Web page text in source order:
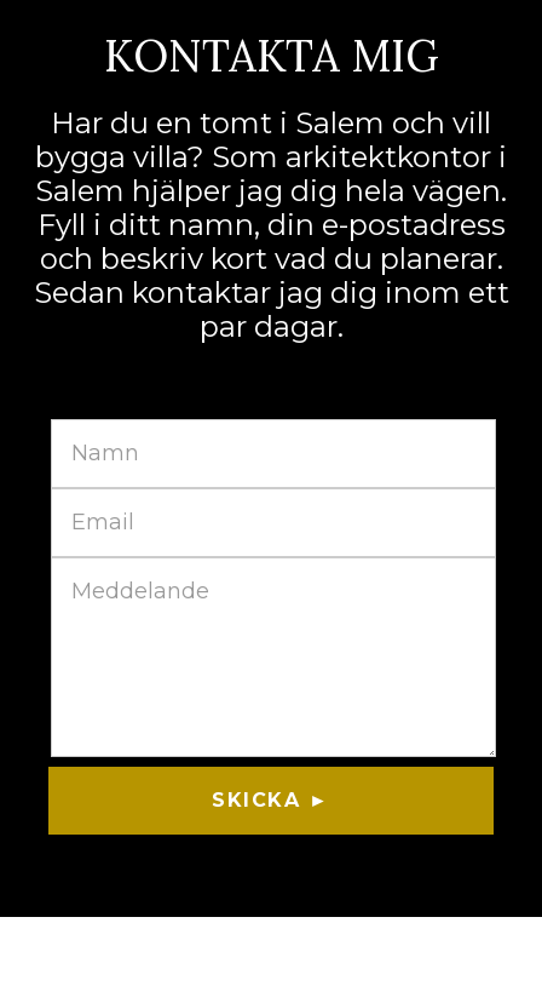
KONTAKTA MIG
Har du en tomt i Salem och vill
bygga villa? Som arkitektkontor i
Salem hjälper jag dig hela vägen.
Fyll i ditt namn, din e-postadress
och beskriv kort vad du planerar.
Sedan kontaktar jag dig inom ett
par dagar.
SKICKA ►